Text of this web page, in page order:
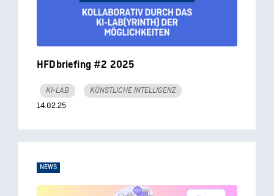
HFDbriefing #2 2025
KI-LAB KÜNSTLICHE INTELLIGENZ
14.02.25
NEWS